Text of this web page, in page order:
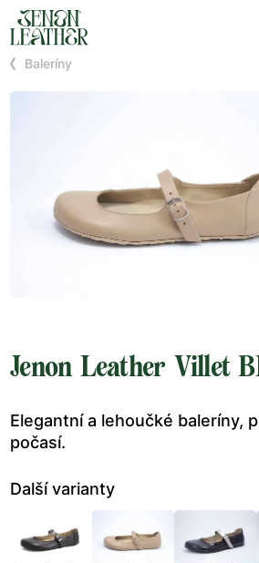
Baleríny
Jenon Leather Villet
Elegantní a lehoučké baleríny,
počasí.
Další varianty